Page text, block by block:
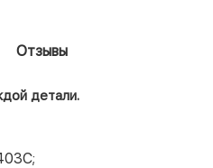
Отзывы
детали.